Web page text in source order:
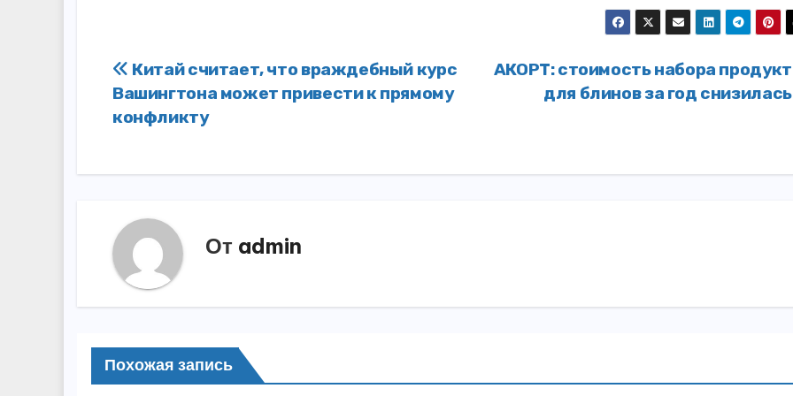
Навигация
по
АКОРТ: стоимость набора
для блинов за год
Китай считает, что враждебный курс
Вашингтона может привести к прямому
конфликту
От admin
Похожая запись